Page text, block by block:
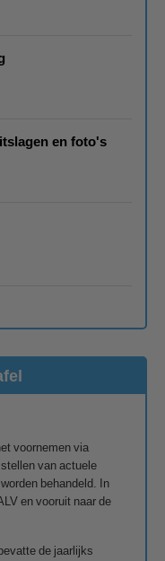
en foto's
voornemen via
van actuele
behandeld. In
en vooruit naar de
de jaarlijks